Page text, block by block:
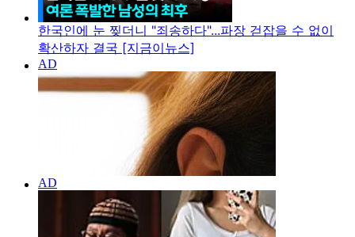
한국인에 눈 찢더니 "죄송하다"...파장 걷잡을 수 없이
확산하자 결국 [지금이뉴스]